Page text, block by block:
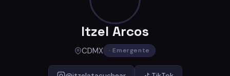
Itzel Arcos
CDMX · Emergente